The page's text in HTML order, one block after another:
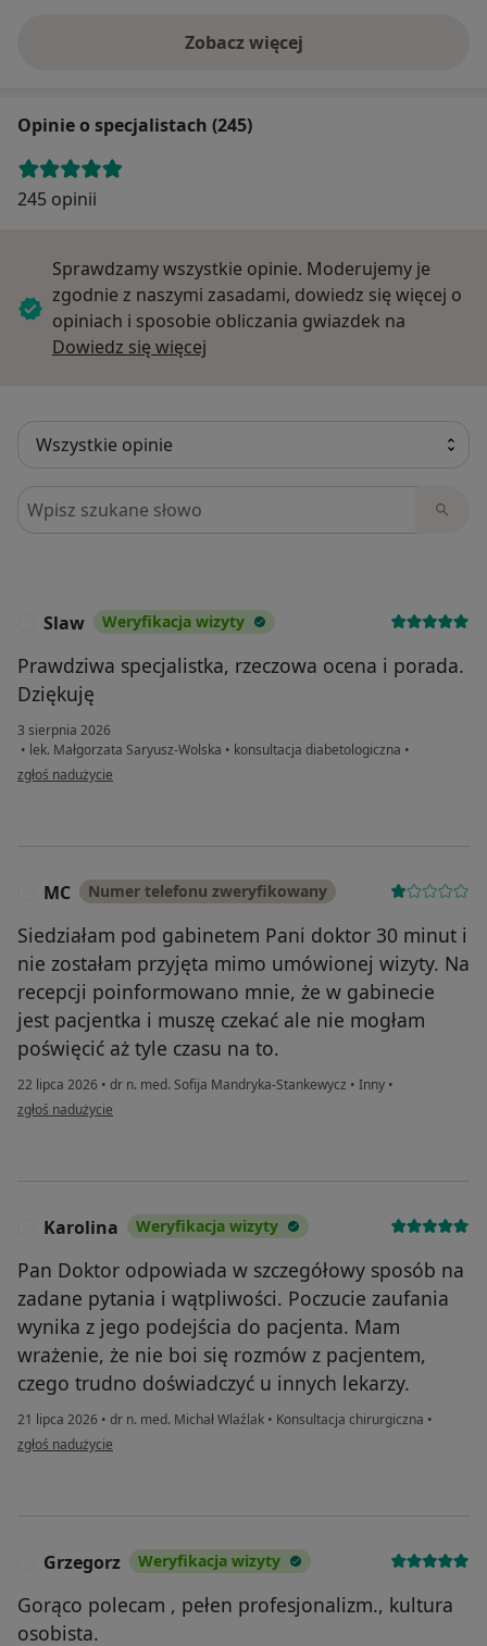
Zobacz więcej
Opinie o specjalistach (245)
245 opinii
Sprawdzamy wszystkie opinie. Moderujemy je
zgodnie z naszymi zasadami, dowiedz się więcej o
opiniach i sposobie obliczania gwiazdek na
Dowiedz się więcej
Szukaj w opiniach
Slaw Weryfikacja wizyty
Prawdziwa specjalistka, rzeczowa ocena i porada.
Dziękuję
3 sierpnia 2026
• lek. Małgorzata Saryusz-Wolska • konsultacja diabetologiczna •
w opinii użytkownika Slaw
zgłoś nadużycie
MC Numer telefonu zweryfikowany
Siedziałam pod gabinetem Pani doktor 30 minut i
nie zostałam przyjęta mimo umówionej wizyty. Na
recepcji poinformowano mnie, że w gabinecie
jest pacjentka i muszę czekać ale nie mogłam
poświęcić aż tyle czasu na to.
22 lipca 2026 • dr n. med. Sofija Mandryka-Stankewycz • Inny •
w opinii użytkownika MC
zgłoś nadużycie
Karolina Weryfikacja wizyty
Pan Doktor odpowiada w szczegółowy sposób na
zadane pytania i wątpliwości. Poczucie zaufania
wynika z jego podejścia do pacjenta. Mam
wrażenie, że nie boi się rozmów z pacjentem,
czego trudno doświadczyć u innych lekarzy.
21 lipca 2026 • dr n. med. Michał Wlaźlak • Konsultacja chirurgiczna •
w opinii użytkownika Karolina
zgłoś nadużycie
Grzegorz Weryfikacja wizyty
Gorąco polecam , pełen profesjonalizm., kultura
osobista.